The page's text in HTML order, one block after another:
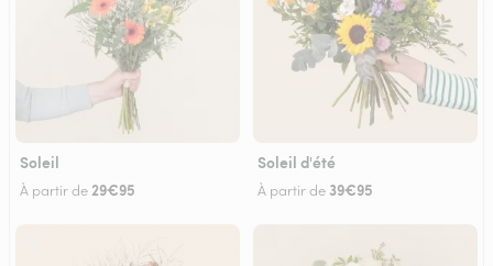
Soleil
À partir de29€95
Soleil d'été
À partir de 39€95